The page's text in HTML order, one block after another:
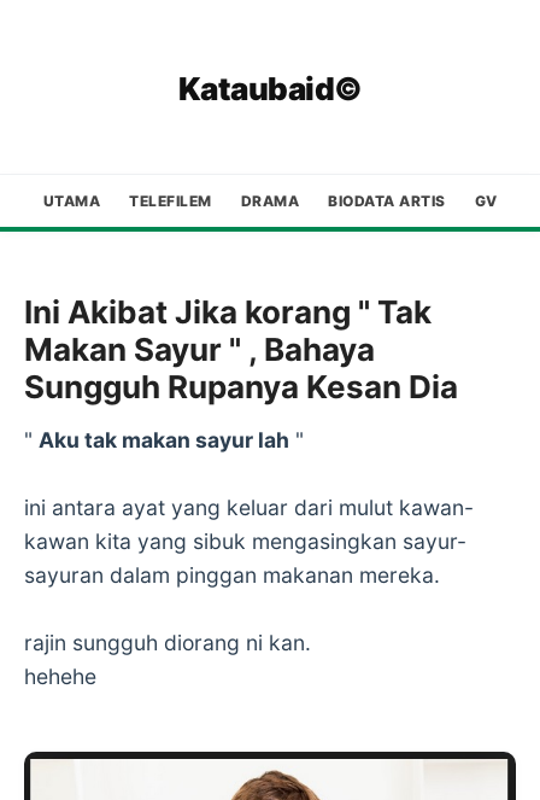
Kataubaid©
UTAMA TELEFILEM DRAMA BIODATA ARTIS GV
Ini Akibat Jika korang " Tak
Makan Sayur " , Bahaya
Sungguh Rupanya Kesan Dia
" Aku tak makan sayur lah "
ini antara ayat yang keluar dari mulut kawan-
kawan kita yang sibuk mengasingkan sayur-
sayuran dalam pinggan makanan mereka.
rajin sungguh diorang ni kan.
hehehe